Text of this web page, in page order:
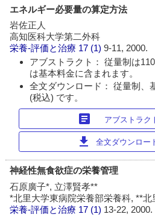
エネルギー必要量の算定方法
岩佐正人
高知医科大学第二外科
栄養-評価と治療 17 (1)9-11, 2000.
アブストラクト： 従量制は
は基本料金に含まれます。
全文ダウンロード： 従量制、
(税込) です。
article アブストラク
download 全文ダウンロー
神経性無食欲症の栄養管理
石原廣子*, 立澤賢孝**
*北里大学東病院栄養部栄養科, **
栄養-評価と治療 17 (1) 13-22, 2000.